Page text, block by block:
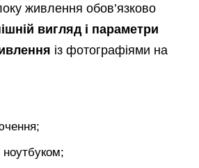
живлення обов’язково
вигляд і параметри
із фотографіями на
ноутбуком;